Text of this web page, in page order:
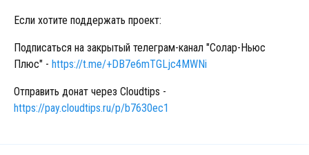
Если хотите поддержать проект:
Подписаться на закрытый телеграм-канал "Солар-Ньюс
Плюс" - https://t.me/+DB7e6mTGLjc4MWNi
Отправить донат через Cloudtips -
https://pay.cloudtips.ru/p/b7630ec1